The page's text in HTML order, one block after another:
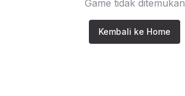
Game tidak ditemukan
Kembali ke Home